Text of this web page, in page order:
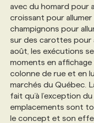
NOS
POURQUOI
NOS TARIFS
PROGRAMMES
FAQ
ANNONCEZ
avec du homard pour
croissant pour
champignons pour
sur des carottes pour
août, les exécutions
moments en
colonne de rue et en
marchés du Québec.
fait qu’à l’exception
emplacements sont
le concept et son